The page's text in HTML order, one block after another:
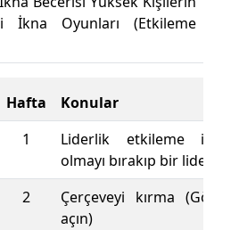
İkna Oyunları (Etkileme
Hafta
Konular
1
Liderlik etkileme işidir
olmayı bırakıp bir lider
2
Çerçeveyi kırma
açın)